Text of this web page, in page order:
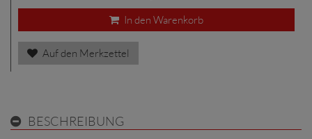
In den Warenkorb
Auf den Merkzettel
BESCHREIBUNG